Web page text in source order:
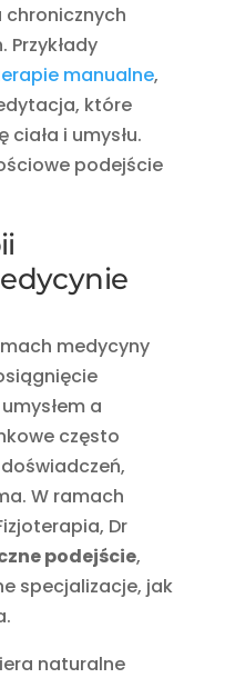
chronicznych
manualne,
które
i umysłu.
podejście
medycyny
a
często
W ramach
Dr
podejście,
specjalizacje, jak
naturalne